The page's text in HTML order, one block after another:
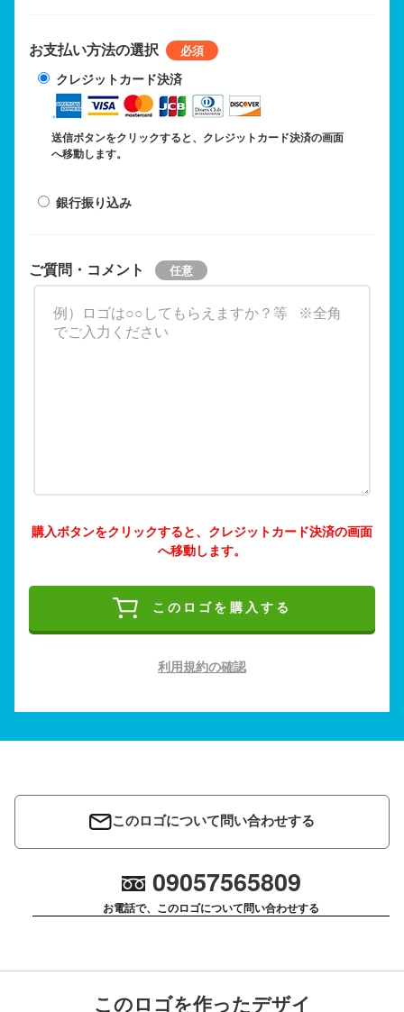
お支払い方法の選択
クレジットカード決済
送信ボタンをクリックすると、クレジットカード決済の画面
へ移動します。
銀行振り込み
ご質問・コメント
購入ボタンをクリックすると、クレジットカード決済の画面
へ移動します。
このロゴを購入する
利用規約の確認
このロゴについて問い合わせする
09057565809
お電話で、このロゴについて問い合わせする
このロゴを作ったデザイ